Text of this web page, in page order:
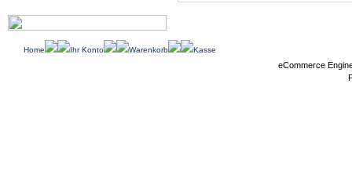
Home Ihr Konto Warenkorb Kasse
eCommerce